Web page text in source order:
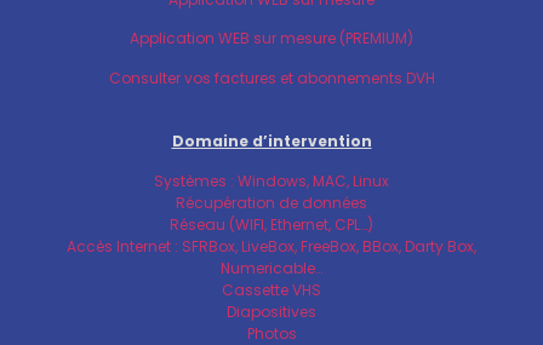
Application WEB sur mesure (PREMIUM)
Consulter vos factures et abonnements DVH
Domaine d’intervention
Systèmes : Windows, MAC, Linux
Récupération de données
Réseau (WIFI, Ethernet, CPL…)
Accès Internet : SFRBox, LiveBox, FreeBox, BBox, Darty Box,
Numericable…
Cassette VHS
Diapositives
Photos